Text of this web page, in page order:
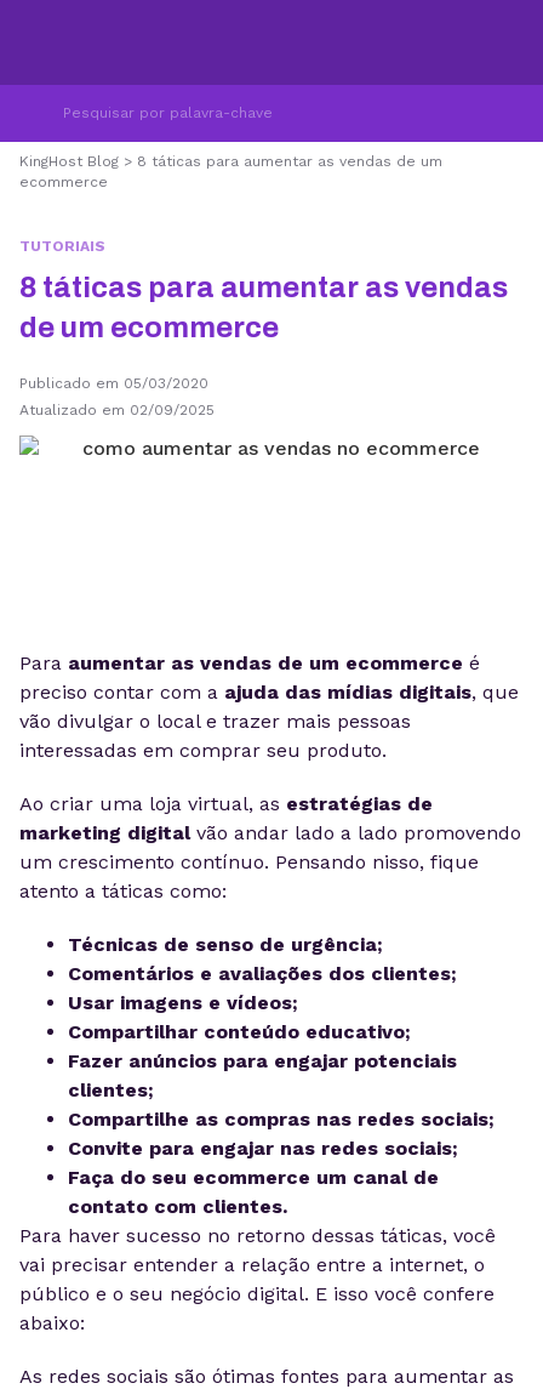
KingHost Blog > 8 táticas para aumentar as vendas de um
ecommerce
TUTORIAIS
8 táticas para aumentar as vendas
de um ecommerce
Publicado em 05/03/2020
Atualizado em 02/09/2025
Para aumentar as vendas de um ecommerce é
preciso contar com a ajuda das mídias digitais, que
vão divulgar o local e trazer mais pessoas
interessadas em comprar seu produto.
Ao criar uma loja virtual, as estratégias de
marketing digitalvão andar lado a lado promovendo
um crescimento contínuo. Pensando nisso, fique
atento a táticas como:
Técnicas de senso de urgência;
Comentários e avaliações dos clientes;
Usar imagens e vídeos;
Compartilhar conteúdo educativo;
Fazer anúncios para engajar potenciais
clientes;
Compartilhe as compras nas redes sociais;
Convite para engajar nas redes sociais;
Faça do seu ecommerce um canal de
contato com clientes.
Para haver sucesso no retorno dessas táticas, você
vai precisar entender a relação entre a internet, o
público e o seu negócio digital. E isso você confere
abaixo:
As redes sociais são ótimas fontes para aumentar as